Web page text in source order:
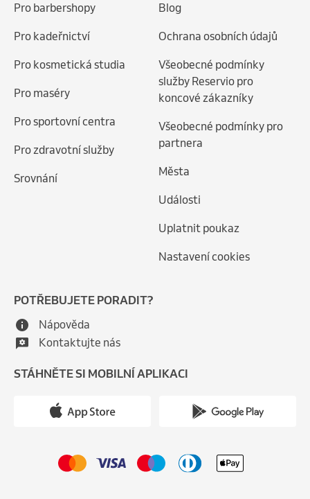
Pro barbershopy
Pro kadeřnictví
Pro kosmetická studia
Pro maséry
Pro sportovní centra
Pro zdravotní služby
Srovnání
Blog
Ochrana osobních údajů
Všeobecné podmínky
služby Reservio pro
koncové zákazníky
Všeobecné podmínky pro
partnera
Města
Události
Uplatnit poukaz
Nastavení cookies
POTŘEBUJETE PORADIT?
Nápověda
Kontaktujte nás
STÁHNĚTE SI MOBILNÍ APLIKACI